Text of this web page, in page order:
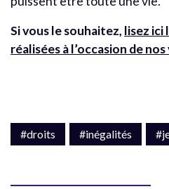
Si vous le souhaitez, lisez ici
réalisées à l’occasion de
#droits #inégalités